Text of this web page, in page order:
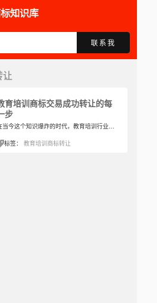
知识库
联系我
让
育培训商标交易成功转让的每
步
标签：教育培训商标转让